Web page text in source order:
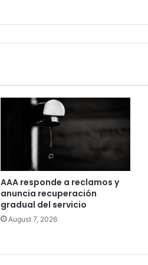
AAA responde a reclamos y
anuncia recuperación
gradual del servicio
August 7, 2026